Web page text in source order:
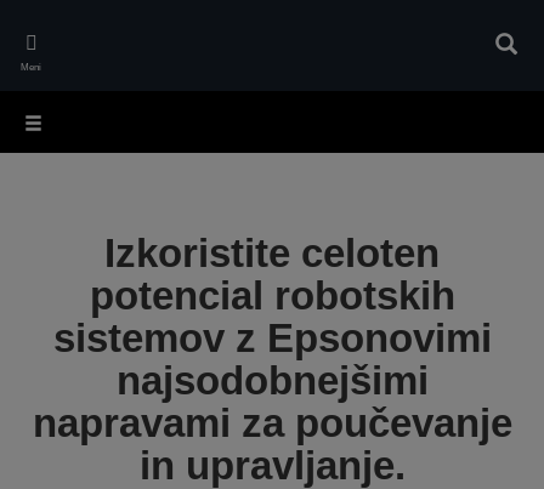
main
Meni
Izkoristite celoten
potencial robotskih
sistemov z Epsonovimi
najsodobnejšimi
napravami za poučevanje
in upravljanje.